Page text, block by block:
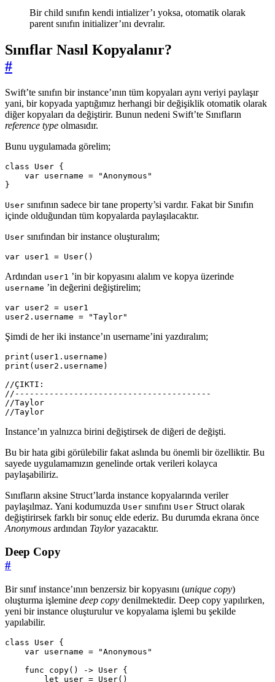
Bir child sınıfın kendi intializer’ı yoksa, otomatik olarak
parent sınıfın initializer’ını devralır.
Sınıflar Nasıl Kopyalanır?
#
Swift’te sınıfın bir instance’ının tüm kopyaları aynı veriyi paylaşır
yani, bir kopyada yaptığımız herhangi bir değişiklik otomatik olarak
diğer kopyaları da değiştirir. Bunun nedeni Swift’te Sınıfların
reference type olmasıdır.
Bunu uygulamada görelim;
class User {
var username =
"Anonymous"
}
User sınıfının sadece bir tane property’si vardır. Fakat bir Sınıfın
içinde olduğundan tüm kopyalarda paylaşılacaktır.
User sınıfından bir instance oluşturalım;
var user1 = User()
Ardından user1 ’in bir kopyasını alalım ve kopya üzerinde
username ’in değerini değiştirelim;
var user2 = user1
user2 . username = "Taylor"
Şimdi de her iki instance’ın username’ini yazdıralım;
print ( user1 . username )
print ( user2 . username )
//ÇIKTI:
//----------------------------------------
//Taylor
//Taylor
Instance’ın yalnızca birini değiştirsek de diğeri de değişti.
Bu bir hata gibi görülebilir fakat aslında bu önemli bir özelliktir. Bu
sayede uygulamamızın genelinde ortak verileri kolayca
paylaşabiliriz.
Sınıfların aksine Struct’larda instance kopyalarında veriler
paylaşılmaz. Yani kodumuzda User sınıfını User Struct olarak
değiştirirsek farklı bir sonuç elde ederiz. Bu durumda ekrana önce
Anonymous ardından Tayloryazacaktır.
Deep Copy
#
Bir sınıf instance’ının benzersiz bir kopyasını (unique copy)
oluşturma işlemine deep copy denilmektedir. Deep copy yapılırken,
yeni bir instance oluşturulur ve kopyalama işlemi bu şekilde
yapılabilir.
class User {
var username =
"Anonymous"
func
copy() -> User {
let
user = User()